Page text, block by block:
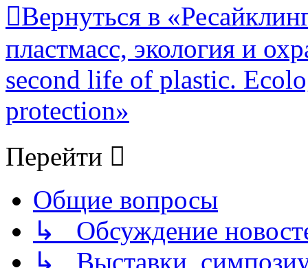
Вернуться в
пластмасс, экология и
second life of plastic.
protection»
Перейти
Общие вопросы
↳ Обсуждение
↳ Выставки,